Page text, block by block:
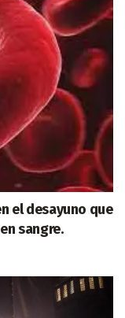
el desayuno que
sangre.